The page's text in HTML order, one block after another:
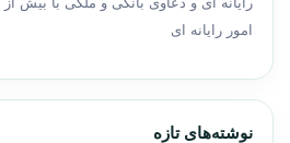
امور رایانه ای
نوشته‌های تازه